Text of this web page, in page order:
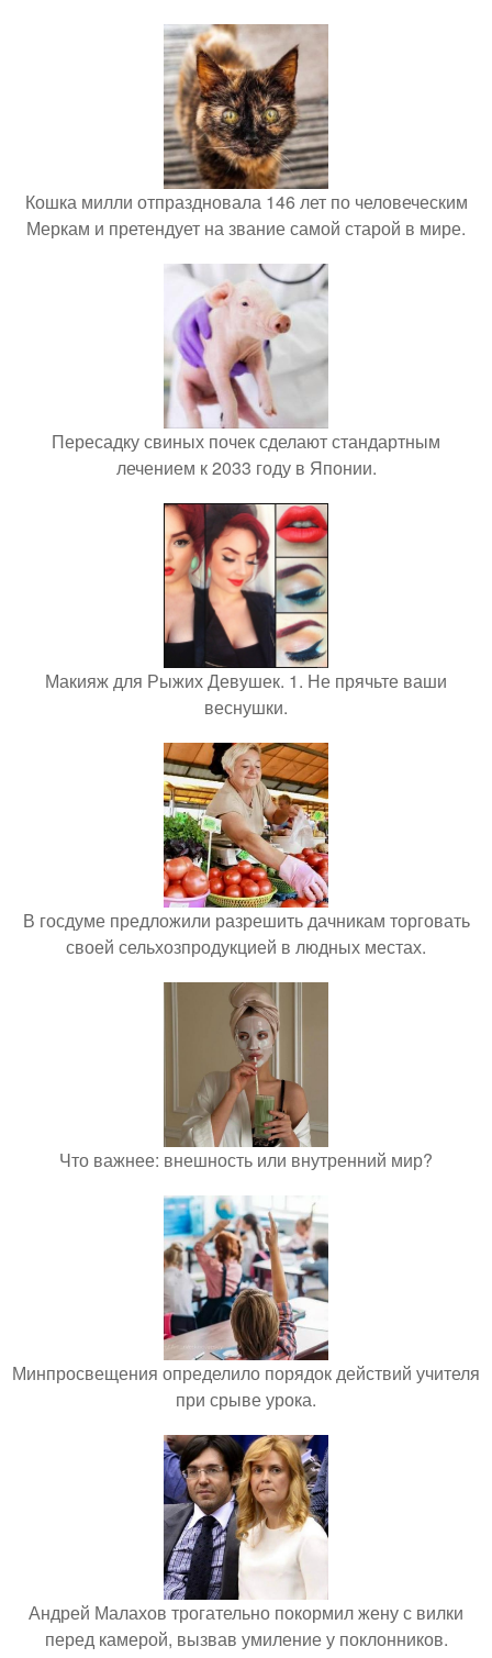
Кошка милли отпраздновала 146 лет по человеческим
Меркам и претендует на звание самой старой в мире.
Пересадку свиных почек сделают стандартным
лечением к 2033 году в Японии.
Макияж для Рыжих Девушек. 1. Не прячьте ваши
веснушки.
В госдуме предложили разрешить дачникам торговать
своей сельхозпродукцией в людных местах.
Что важнее: внешность или внутренний мир?
Минпросвещения определило порядок действий учителя
при срыве урока.
Андрей Малахов трогательно покормил жену с вилки
перед камерой, вызвав умиление у поклонников.